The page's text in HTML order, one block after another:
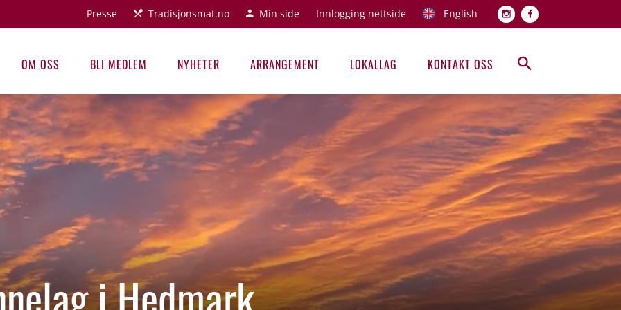
Topp
Presse Tradisjonsmat.no Min side Innlogging nettside English
Hovedmeny
OM OSS BLI MEDLEM NYHETER ARRANGEMENT LOKALLAG KONTAKT OSS
i Hedmark